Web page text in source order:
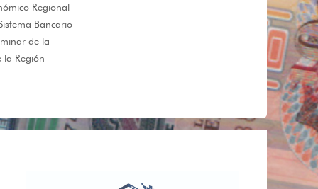
Regional
Bancario
de la
la Región